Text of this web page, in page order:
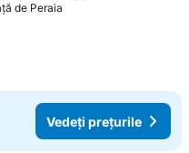
de Peraia
Vedeți prețurile